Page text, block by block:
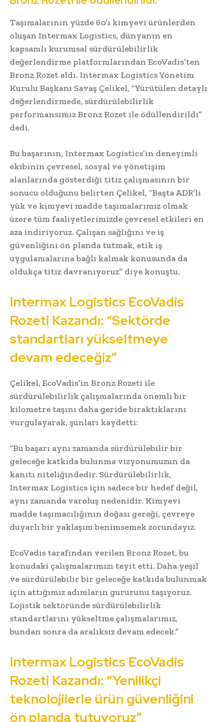
Taşımalarının yüzde 60’ı kimyevi ürünlerden
oluşan Intermax Logistics, dünyanın en
kapsamlı kurumsal sürdürülebilirlik
değerlendirme platformlarından EcoVadis’ten
Bronz Rozet aldı. Intermax Logistics Yönetim
Kurulu Başkanı Savaş Çelikel, “Yürütülen detaylı
değerlendirmede, sürdürülebilirlik
performansımız Bronz Rozet ile ödüllendirildi”
dedi.
Bu başarının, Intermax Logistics’in deneyimli
ekibinin çevresel, sosyal ve yönetişim
alanlarında gösterdiği titiz çalışmasının bir
sonucu olduğunu belirten Çelikel, “Başta ADR’li
yük ve kimyevi madde taşımalarımız olmak
üzere tüm faaliyetlerimizde çevresel etkileri en
aza indiriyoruz. Çalışan sağlığını ve iş
güvenliğini ön planda tutmak, etik iş
uygulamalarına bağlı kalmak konusunda da
oldukça titiz davranıyoruz” diye konuştu.
Intermax Logistics EcoVadis
Rozeti Kazandı: “Sektörde
standartları yükseltmeye
devam edeceğiz”
Çelikel, EcoVadis’in Bronz Rozeti ile
sürdürülebilirlik çalışmalarında önemli bir
kilometre taşını daha geride bıraktıklarını
vurgulayarak, şunları kaydetti:
“Bu başarı aynı zamanda sürdürülebilir bir
geleceğe katkıda bulunma vizyonumuzun da
kanıtı niteliğindedir. Sürdürülebilirlik,
Intermax Logistics için sadece bir hedef değil,
aynı zamanda varoluş nedenidir. Kimyevi
madde taşımacılığının doğası gereği, çevreye
duyarlı bir yaklaşım benimsemek zorundayız.
EcoVadis tarafından verilen Bronz Rozet, bu
konudaki çalışmalarımızı teyit etti. Daha yeşil
ve sürdürülebilir bir geleceğe katkıda bulunmak
için attığımız adımların gururunu taşıyoruz.
Lojistik sektöründe sürdürülebilirlik
standartlarını yükseltme çalışmalarımız,
bundan sonra da aralıksız devam edecek.”
Intermax Logistics EcoVadis
Rozeti Kazandı: “Yenilikçi
teknolojilerle ürün güvenliğini
ön planda tutuyoruz”